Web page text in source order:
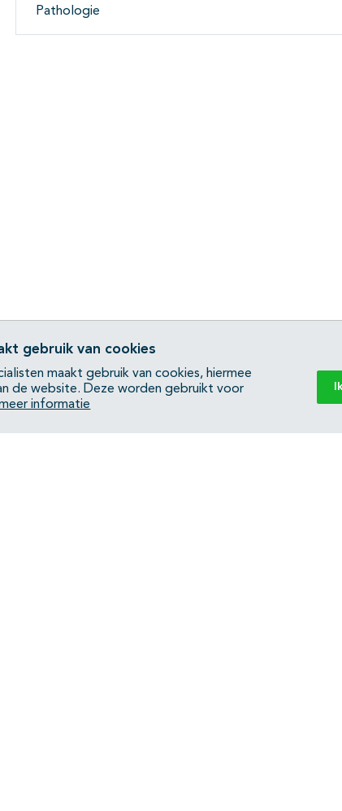
Pathologie
gebruik van cookies
maakt gebruik van cookies, hiermee
de website. Deze worden gebruikt voor
meer informatie